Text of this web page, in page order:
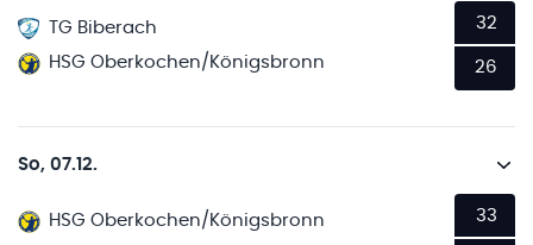
TG Biberach
HSG Oberkochen/Königsbronn
32
26
So, 07.12.
HSG Oberkochen/Königsbronn
33